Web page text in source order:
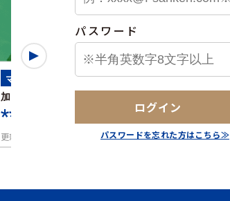
会員限定公開物件
マンション
加古川市＊＊＊＊
****
更新日：
マンション
****
更新日：2026.07.24
パスワード
ログイン
パスワードを忘れた方はこちら≫